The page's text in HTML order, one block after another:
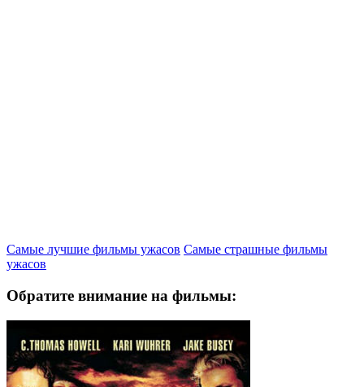
Самые лучшие фильмы ужасов Самые страшные фильмы
ужасов
Обратите внимание на фильмы: